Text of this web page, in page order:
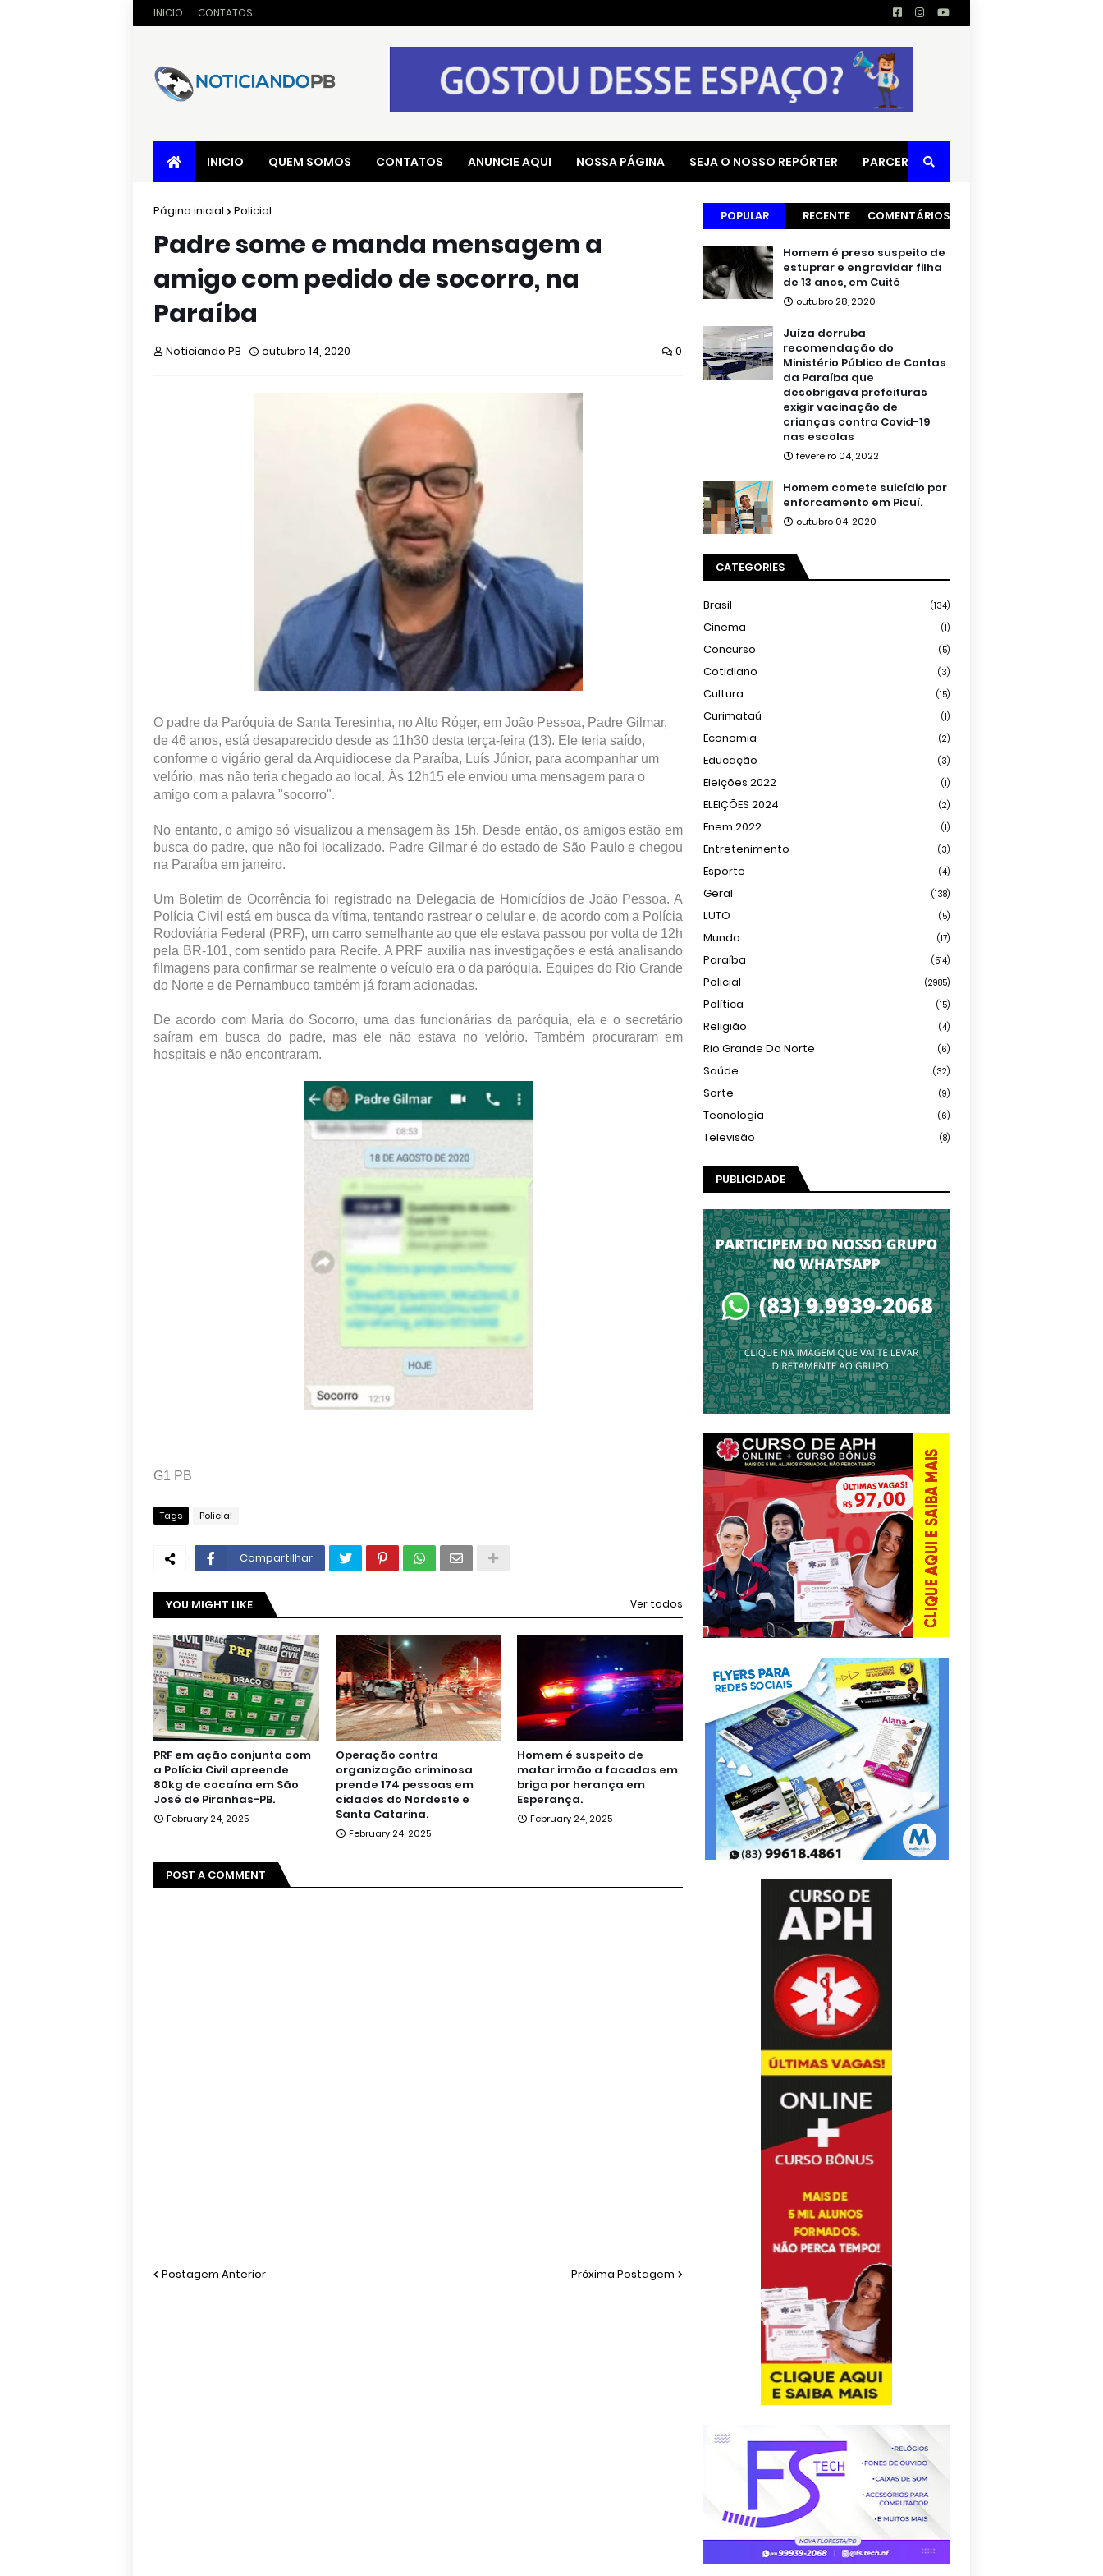
INICIO CONTATOS
INICIO QUEM SOMOS CONTATOS ANUNCIE AQUI NOSSA PÁGINA SEJA O NOSSO REPÓRTER PARCERIAS
Página inicial Policial
Padre some e manda mensagem a
amigo com pedido de socorro, na
Paraíba
Noticiando PB outubro 14, 2020 0
O padre da Paróquia de Santa Teresinha, no Alto Róger, em João Pessoa, Padre Gilmar,
de 46 anos, está desaparecido desde as 11h30 desta terça-feira (13). Ele teria saído,
conforme o vigário geral da Arquidiocese da Paraíba, Luís Júnior, para acompanhar um
velório, mas não teria chegado ao local. Às 12h15 ele enviou uma mensagem para o
amigo com a palavra "socorro".
No entanto, o amigo só visualizou a mensagem às 15h. Desde então, os amigos estão em
busca do padre, que não foi localizado. Padre Gilmar é do estado de São Paulo e chegou
na Paraíba em janeiro.
Um Boletim de Ocorrência foi registrado na Delegacia de Homicídios de João Pessoa. A
Polícia Civil está em busca da vítima, tentando rastrear o celular e, de acordo com a Polícia
Rodoviária Federal (PRF), um carro semelhante ao que ele estava passou por volta de 12h
pela BR-101, com sentido para Recife. A PRF auxilia nas investigações e está analisando
filmagens para confirmar se realmente o veículo era o da paróquia. Equipes do Rio Grande
do Norte e de Pernambuco também já foram acionadas.
De acordo com Maria do Socorro, uma das funcionárias da paróquia, ela e o secretário
saíram em busca do padre, mas ele não estava no velório. Também procuraram em
hospitais e não encontraram.
G1 PB
Tags Policial
Compartilhar
YOU MIGHT LIKE Ver todos
PRF em ação conjunta com
a Polícia Civil apreende
80kg de cocaína em São
José de Piranhas-PB.
February 24, 2025
Operação contra
organização criminosa
prende 174 pessoas em
cidades do Nordeste e
Santa Catarina.
February 24, 2025
Homem é suspeito de
matar irmão a facadas em
briga por herança em
Esperança.
February 24, 2025
POST A COMMENT
Postagem Anterior Próxima Postagem
POPULAR RECENTE COMENTÁRIOS
Homem é preso suspeito de
estuprar e engravidar filha
de 13 anos, em Cuité
outubro 28, 2020
Juíza derruba
recomendação do
Ministério Público de Contas
da Paraíba que
desobrigava prefeituras
exigir vacinação de
crianças contra Covid-19
nas escolas
fevereiro 04, 2022
Homem comete suicídio por
enforcamento em Picuí.
outubro 04, 2020
CATEGORIES
Brasil (134)
Cinema (1)
Concurso (5)
Cotidiano (3)
Cultura (15)
Curimataú (1)
Economia (2)
Educação (3)
Eleições 2022 (1)
ELEIÇÕES 2024 (2)
Enem 2022 (1)
Entretenimento (3)
Esporte (4)
Geral (138)
LUTO (5)
Mundo (17)
Paraíba (514)
Policial (2985)
Política (15)
Religião (4)
Rio Grande Do Norte (6)
Saúde (32)
Sorte (9)
Tecnologia (6)
Televisão (8)
PUBLICIDADE